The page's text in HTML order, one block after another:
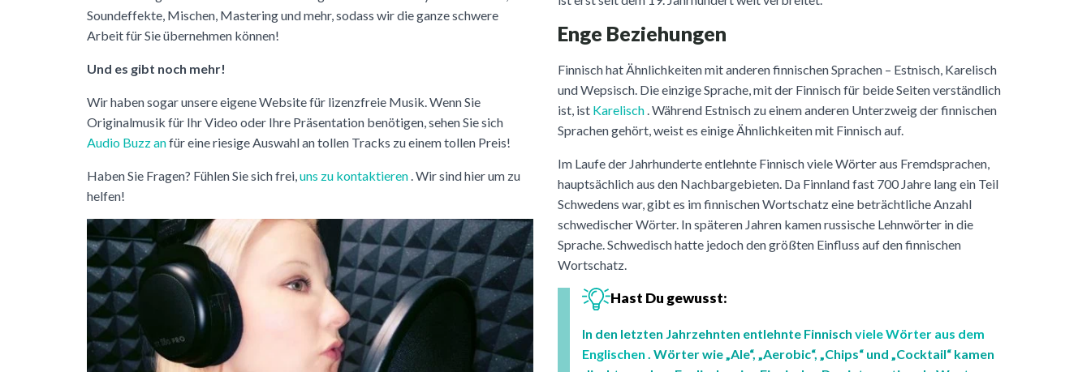
Soundeffekte, Mischen, Mastering und mehr, sodass wir die ganze schwere
Arbeit für Sie übernehmen können!
Und es gibt noch mehr!
Wir haben sogar unsere eigene Website für lizenzfreie Musik. Wenn Sie
Originalmusik für Ihr Video oder Ihre Präsentation benötigen, sehen Sie sich
Audio Buzz anfür eine riesige Auswahl an tollen Tracks zu einem tollen Preis!
Haben Sie Fragen? Fühlen Sie sich frei, uns zu kontaktieren . Wir sind hier um zu
helfen!
Enge Beziehungen
Finnisch hat Ähnlichkeiten mit anderen finnischen Sprachen – Estnisch, Karelisch
und Wepsisch. Die einzige Sprache, mit der Finnisch für beide Seiten verständlich
ist, ist Karelisch. Während Estnisch zu einem anderen Unterzweig der finnischen
Sprachen gehört, weist es einige Ähnlichkeiten mit Finnisch auf.
Im Laufe der Jahrhunderte entlehnte Finnisch viele Wörter aus Fremdsprachen,
hauptsächlich aus den Nachbargebieten. Da Finnland fast 700 Jahre lang ein Teil
Schwedens war, gibt es im finnischen Wortschatz eine beträchtliche Anzahl
schwedischer Wörter. In späteren Jahren kamen russische Lehnwörter in die
Sprache. Schwedisch hatte jedoch den größten Einfluss auf den finnischen
Wortschatz.
Hast Du gewusst:
In den letzten Jahrzehnten entlehnte Finnisch viele Wörter aus dem
Englischen . Wörter wie „Ale“, „Aerobic“, „Chips“ und „Cocktail“ kamen